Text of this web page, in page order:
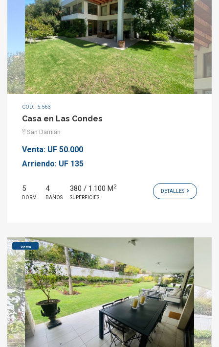
COD.: 5.563
Casa en Las Condes
San Damián
Venta: UF 50.000
Arriendo: UF 135
5
DORM.
4
BAÑOS
380 / 1.100 M2
SUPERFICIES
DETALLES
Venta